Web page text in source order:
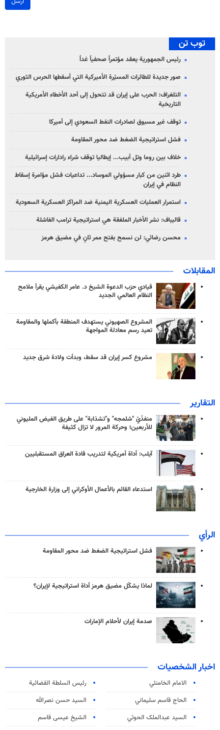
توب تن
رئيس الجمهورية يعقد مؤتمراً صحفياً غداً
صور جديدة للطائرات المسيّرة الأميركية التي أسقطها الحرس الثوري
التلغراف: الحرب على إيران قد تتحول إلى أحد الأخطاء الأمريكية
التاريخية
توقف غير مسبوق لصادرات النفط السعودي إلى أميركا
فشل استراتيجية الضغط ضد محور المقاومة
خلاف بين روما وتل أبيب... إيطاليا توقف شراء رادارات إسرائيلية
طرد اثنين من كبار مسؤولي الموساد... تداعيات فشل مؤامرة إسقاط
النظام في إيران
استمرار العمليات العسكرية اليمنية ضد المراكز العسكرية السعودية
قاليباف: نشر الأخبار الملفقة هي استراتيجية ترامب الفاشلة
محسن رضائي: لن نسمح بفتح ممر ثانٍ في مضيق هرمز
المقابلات
قيادي حزب الدعوة الشيخ د. عامر الكفيشي يقرأ ملامح
النظام العالمي الجديد
المشروع الصهيوني يستهدف المنطقة بأكملها والمقاومة
تعيد رسم معادلة المواجهة
مشروع كسر إيران قد سقط، وبدأت ولادة شرق جديد
التقارير
منفذَيّ "شلمجه" و"تشذابة" على طريق الفيض المليوني
للأربعين؛ وحركة المرور لا تزال كثيفة
آيلب: أداة أمريكية لتدريب قادة العراق المستقبليين
استدعاء القائم بالأعمال الأوكراني إلى وزارة الخارجية
الرأي
فشل استراتيجية الضغط ضد محور المقاومة
لماذا يشكّل مضيق هرمز أداة استراتيجية لإيران؟
صدمة إيران لأحلام الإمارات
اخبار الشخصيات
الامام الخامنئي
رئیس السلطة القضائیة
الحاج قاسم سليماني
السيد حسن نصرالله
السید عبدالملک الحوثي
الشيخ عيسى قاسم